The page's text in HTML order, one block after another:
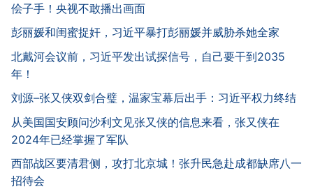
侩子手！央视不敢播出画面
彭丽媛和闺蜜捉奸，习近平暴打彭丽媛并威胁杀她全家
北戴河会议前，习近平发出试探信号，自己要干到2035
年！
刘源–张又侠双剑合璧，温家宝幕后出手：习近平权力终结
从美国国安顾问沙利文见张又侠的信息来看，张又侠在
2024年已经掌握了军队
西部战区要清君侧，攻打北京城！张升民急赴成都缺席八一
招待会